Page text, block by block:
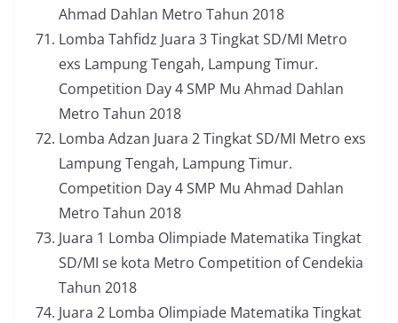
Ahmad Dahlan Metro Tahun 2018
Lomba Tahfidz Juara 3 Tingkat SD/MI Metro
exs Lampung Tengah, Lampung Timur.
Competition Day 4 SMP Mu Ahmad Dahlan
Metro Tahun 2018
Lomba Adzan Juara 2 Tingkat SD/MI Metro exs
Lampung Tengah, Lampung Timur.
Competition Day 4 SMP Mu Ahmad Dahlan
Metro Tahun 2018
Juara 1 Lomba Olimpiade Matematika Tingkat
SD/MI se kota Metro Competition of Cendekia
Tahun 2018
Juara 2 Lomba Olimpiade Matematika Tingkat